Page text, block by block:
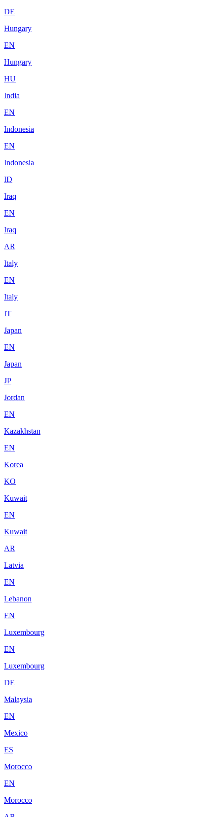
DE
Hungary
EN
Hungary
HU
India
EN
Indonesia
EN
Indonesia
ID
Iraq
EN
Iraq
AR
Italy
EN
Italy
IT
Japan
EN
Japan
JP
Jordan
EN
Kazakhstan
EN
Korea
KO
Kuwait
EN
Kuwait
AR
Latvia
EN
Lebanon
EN
Luxembourg
EN
Luxembourg
DE
Malaysia
EN
Mexico
ES
Morocco
EN
Morocco